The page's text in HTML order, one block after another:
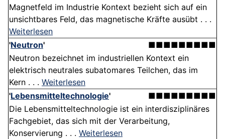
Magnetfeld im Industrie Kontext bezieht sich auf ein
unsichtbares Feld, das magnetische Kräfte ausübt . . .
Weiterlesen
'Neutron'
■■■■■■■■■
Neutron bezeichnet im industriellen Kontext ein
elektrisch neutrales subatomares Teilchen, das im
Kern . . . Weiterlesen
'Lebensmitteltechnologie'
■■■■■■■■■
Die Lebensmitteltechnologie ist ein interdisziplinäres
Fachgebiet, das sich mit der Verarbeitung,
Konservierung . . . Weiterlesen